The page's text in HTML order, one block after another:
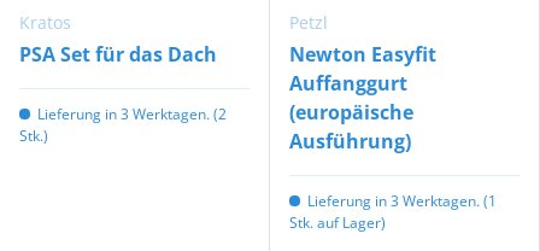
Kratos
PSA Set für das Dach
Lieferung in 3 Werktagen. (2
Stk.)
Petzl
Newton Easyfit
Auffanggurt
(europäische
Ausführung)
Lieferung in 3 Werktagen. (1
Stk. auf Lager)